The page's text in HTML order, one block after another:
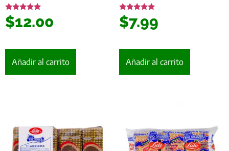
Valorado en
5.00
de 5
$12.00
Añadir al carrito
Valorado en
5.00
de 5
$7.99
Añadir al carrito